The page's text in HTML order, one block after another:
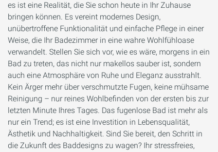
es ist eine Realität, die Sie schon heute in Ihr Zuhause
bringen können. Es vereint modernes Design,
unübertroffene Funktionalität und einfache Pflege in einer
Weise, die Ihr Badezimmer in eine wahre Wohlfühloase
verwandelt. Stellen Sie sich vor, wie es wäre, morgens in ein
Bad zu treten, das nicht nur makellos sauber ist, sondern
auch eine Atmosphäre von Ruhe und Eleganz ausstrahlt.
Kein Ärger mehr über verschmutzte Fugen, keine mühsame
Reinigung – nur reines Wohlbefinden von der ersten bis zur
letzten Minute Ihres Tages. Das fugenlose Bad ist mehr als
nur ein Trend; es ist eine Investition in Lebensqualität,
Ästhetik und Nachhaltigkeit. Sind Sie bereit, den Schritt in
die Zukunft des Baddesigns zu wagen? Ihr stressfreies,